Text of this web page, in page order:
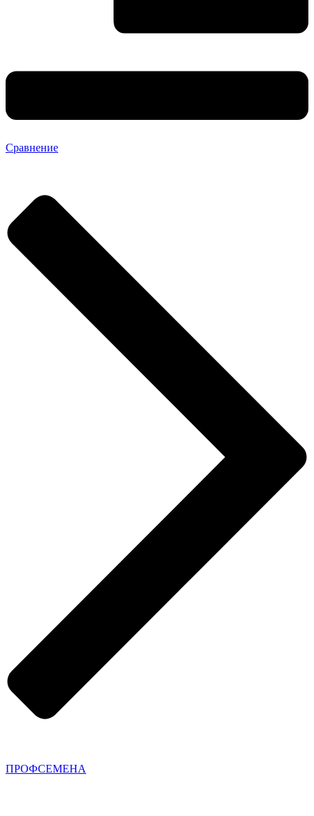
Сравнение
ПРОФСЕМЕНА